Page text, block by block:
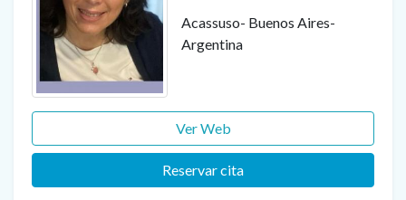
Acassuso- Buenos Aires-
Argentina
Ver Web
Reservar cita